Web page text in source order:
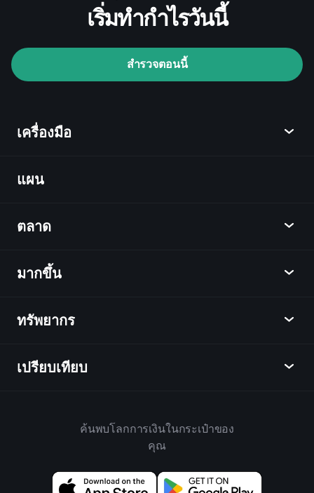
ที่ขับเคลื่อนด้วย AI
เริ่มทำกำไรวันนี้
สำรวจตอนนี้
เครื่องมือ
ค้นพบ
ศูนย์กลางการเรียนรู้
เดสก์ท็อป
แผน
ตลาด
ภาพรวม
ดัชนี
มากขึ้น
เป็นพันธมิตร
เกี่ยวกับเพลย์เทรด
ทรัพยากร
ศูนย์ช่วยเหลือ
นโยบายความเป็นส่วนตัว
เปรียบเทียบ
Yahoo Finance
ค้นพบโลกการเงินในกระเป๋าของ
คุณ